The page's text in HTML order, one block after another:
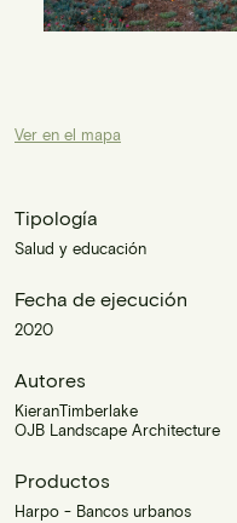
Ver en el mapa
Tipología
Salud y educación
Fecha de ejecución
2020
Autores
KieranTimberlake
OJB Landscape Architecture
Productos
Harpo - Bancos urbanos